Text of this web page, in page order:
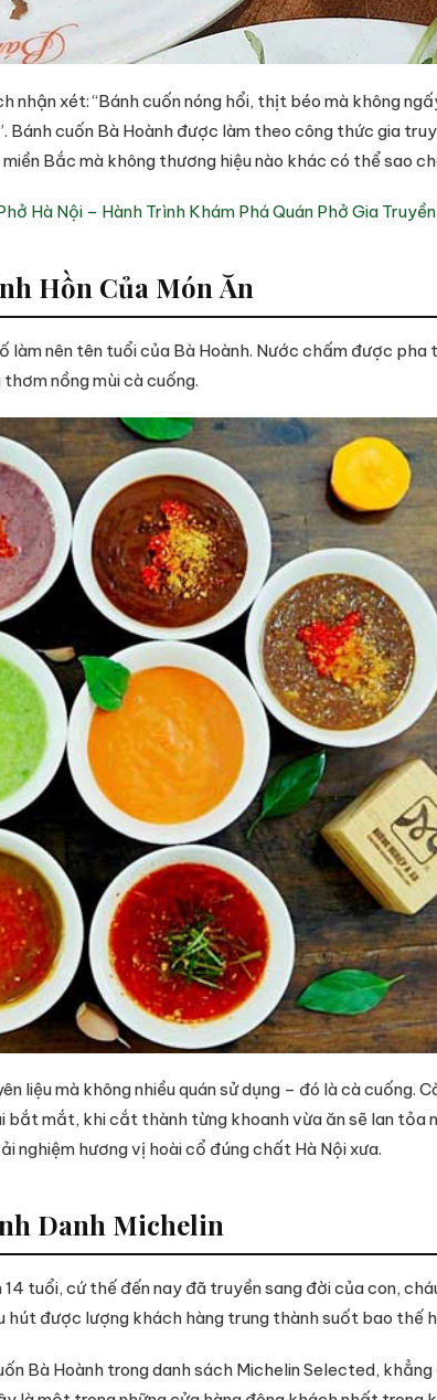
nhận xét: “Bánh cuốn nóng hổi, thịt béo mà không
Bánh cuốn Bà Hoành được làm theo công thức gia
Bắc mà không thương hiệu nào khác có thể sao
Hà Nội – Hành Trình Khám Phá Quán Phở Gia
Hồn Của Món Ăn
làm nên tên tuổi của Bà Hoành. Nước chấm được pha
nồng mùi cà cuống.
liệu mà không nhiều quán sử dụng – đó là cà cuống.
bắt mắt, khi cắt thành từng khoanh vừa ăn sẽ lan tỏa
hương vị hoài cổ đúng chất Hà Nội xưa.
Danh Michelin
tuổi, cứ thế đến nay đã truyền sang đời của con,
được lượng khách hàng trung thành suốt bao thế
Bà Hoành trong danh sách Michelin Selected,